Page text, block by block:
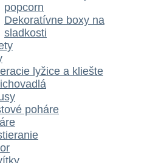
popcorn
Dekoratívne boxy na
sladkosti
lyžice a kliešte
poháre